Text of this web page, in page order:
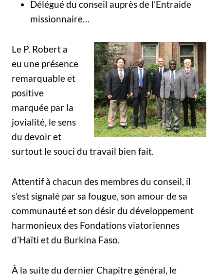
Délégué du conseil auprès de l’Entraide
missionnaire…
Le P. Robert a
eu une présence
remarquable et
positive
marquée par la
jovialité, le sens
du devoir et
surtout le souci du travail bien fait.
Attentif à chacun des membres du conseil, il
s’est signalé par sa fougue, son amour de sa
communauté et son désir du développement
harmonieux des Fondations viatoriennes
d’Haïti et du Burkina Faso.
À la suite du dernier Chapitre général, le